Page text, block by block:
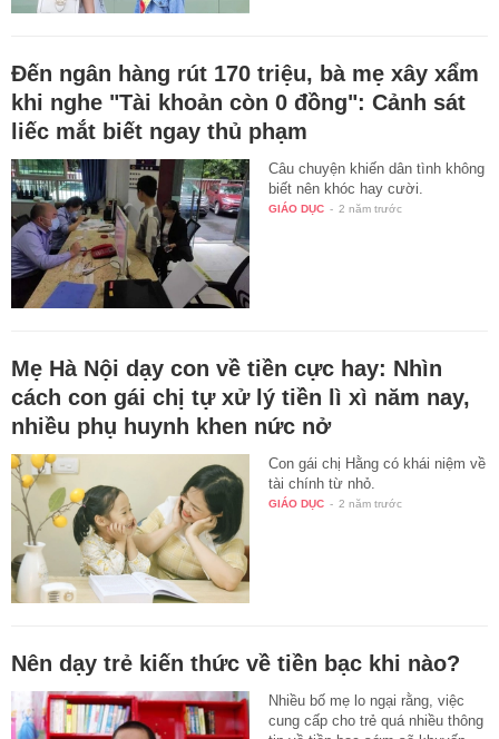
Đến ngân hàng rút 170 triệu, bà mẹ xây xẩm
khi nghe "Tài khoản còn 0 đồng": Cảnh sát
liếc mắt biết ngay thủ phạm
Câu chuyện khiến dân tình không
biết nên khóc hay cười.
GIÁO DỤC - 2 năm trước
Mẹ Hà Nội dạy con về tiền cực hay: Nhìn
cách con gái chị tự xử lý tiền lì xì năm nay,
nhiều phụ huynh khen nức nở
Con gái chị Hằng có khái niệm về
tài chính từ nhỏ.
GIÁO DỤC - 2 năm trước
Nên dạy trẻ kiến thức về tiền bạc khi nào?
Nhiều bố mẹ lo ngại rằng, việc
cung cấp cho trẻ quá nhiều thông